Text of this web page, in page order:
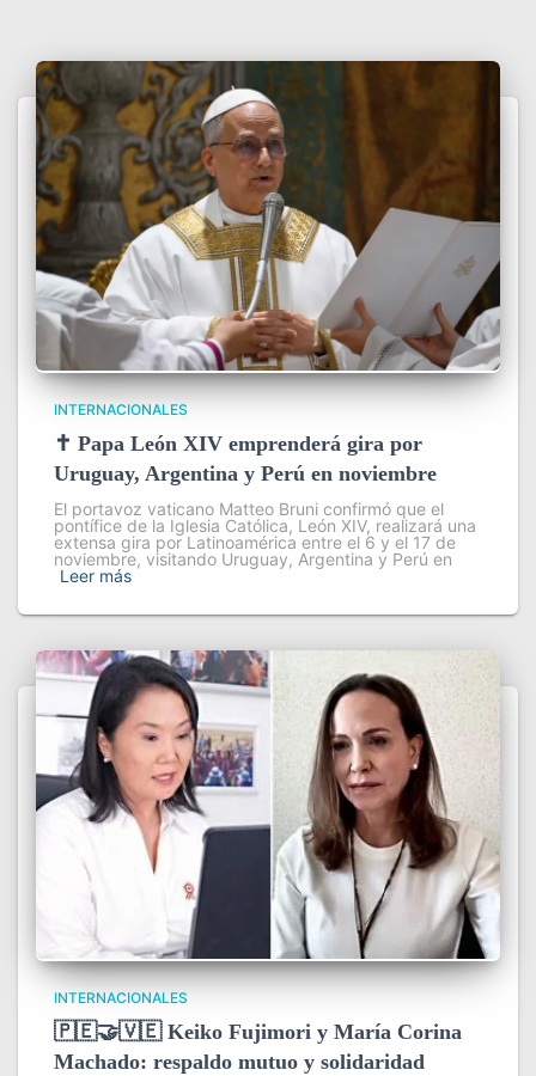
INTERNACIONALES
✝️ Papa León XIV emprenderá gira por
Uruguay, Argentina y Perú en noviembre
El portavoz vaticano Matteo Bruni confirmó que el
pontífice de la Iglesia Católica, León XIV, realizará una
extensa gira por Latinoamérica entre el 6 y el 17 de
noviembre, visitando Uruguay, Argentina y Perú en
Leer más
INTERNACIONALES
🇵🇪🤝🇻🇪 Keiko Fujimori y María Corina
Machado: respaldo mutuo y solidaridad